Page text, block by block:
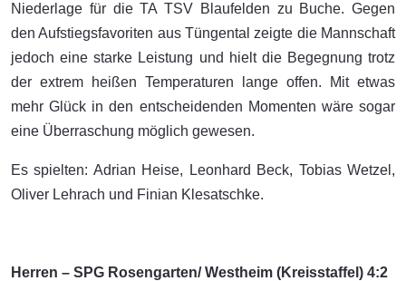
Niederlage für die TA TSV Blaufelden zu Buche. Gegen
den Aufstiegsfavoriten aus Tüngental zeigte die Mannschaft
jedoch eine starke Leistung und hielt die Begegnung trotz
der extrem heißen Temperaturen lange offen. Mit etwas
mehr Glück in den entscheidenden Momenten wäre sogar
eine Überraschung möglich gewesen.
Es spielten: Adrian Heise, Leonhard Beck, Tobias Wetzel,
Oliver Lehrach und Finian Klesatschke.
Herren – SPG Rosengarten/ Westheim (Kreisstaffel) 4:2